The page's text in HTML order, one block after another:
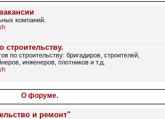
компаний.
строительству.
по строительству: бригадиров, строителей,
инженеров, плотников и т.д.
О форуме.
и ремонт"